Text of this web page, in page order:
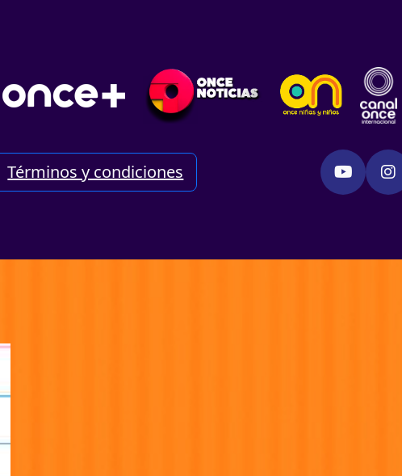
Términos y condiciones